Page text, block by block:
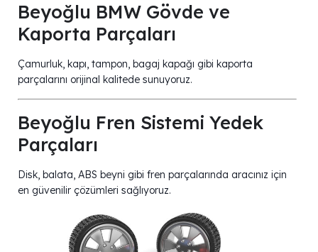
Beyoğlu BMW Gövde ve
Kaporta Parçaları
Çamurluk, kapı, tampon, bagaj kapağı gibi kaporta
parçalarını orijinal kalitede sunuyoruz.
Beyoğlu Fren Sistemi Yedek
Parçaları
Disk, balata, ABS beyni gibi fren parçalarında aracınız için
en güvenilir çözümleri sağlıyoruz.